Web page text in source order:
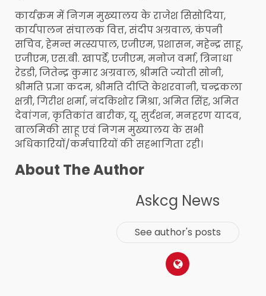
कार्यक्रम में निगम मुख्यालय के राजेश सिसोदिया,
कार्यपालन संचालक वित्त, संदीप अग्रवाल, कंपनी
सचिव, हेमन्त मत्स्यपाल, एजीएम, प्रशासन, महेन्द्र साहू,
एजीएम, एस.बी. खापर्डे, एजीएम, मनोज वर्मा, त्रिनाधा
रेडडी, जितेन्द्र कुमार अग्रवाल, श्रीमति ज्योती सोनी,
श्रीमति प्रज्ञा कदम, श्रीमति दीप्ति केशरवानी, चन्द्रकला
क्षत्री, गिरीश शर्मा, नंदकिशोर मिश्रा, अमित सिंह, अमित
देवांगन, कृतिकांत बारीक, यू. सुर्दशन, मनहरण यादव,
बालमिकी साहू एवं निगम मुख्यालय के सभी
अधिकारियों/कर्मचारियों की सहभागिता रही।
About The Author
Askcg News
See author's posts